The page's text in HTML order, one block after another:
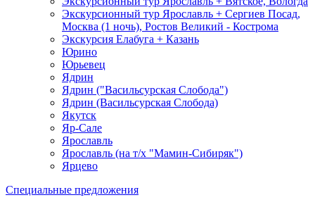
Экскурсионный тур Ярославль + Сергиев Посад,
Москва (1 ночь), Ростов Великий - Кострома
Экскурсия Елабуга + Казань
Юрино
Юрьевец
Ядрин
Ядрин ("Васильсурская Слобода")
Ядрин (Васильсурская Слобода)
Якутск
Яр-Сале
Ярославль
Ярославль (на т/х "Мамин-Сибиряк")
Ярцево
Специальные предложения